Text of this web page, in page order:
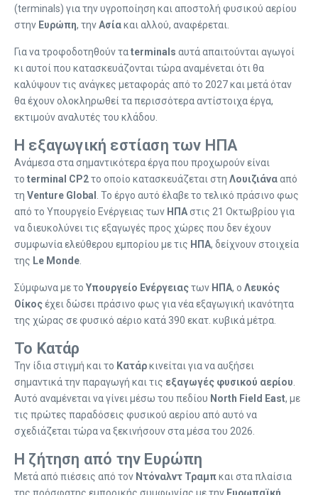
(terminals) για την υγροποίηση και αποστολή φυσικού αερίου
στην Ευρώπη, τηνΑσίακαι αλλού, αναφέρεται.
Για να τροφοδοτηθούν ταterminals αυτά απαιτούνται αγωγοί
κι αυτοί που κατασκευάζονται τώρα αναμένεται ότι θα
καλύψουν τις ανάγκες μεταφοράς από το 2027 και μετά όταν
θα έχουν ολοκληρωθεί τα περισσότερα αντίστοιχα έργα,
εκτιμούν αναλυτές του κλάδου.
Η εξαγωγική εστίαση των ΗΠΑ
Ανάμεσα στα σημαντικότερα έργα που προχωρούν είναι
το terminal CP2το οποίο κατασκευάζεται στη Λουιζιάνααπό
τη Venture Global
. Το έργο αυτό έλαβε το τελικό πράσινο φως
από το Υπουργείο Ενέργειας των ΗΠΑστις 21 Οκτωβρίου για
να διευκολύνει τις εξαγωγές προς χώρες που δεν έχουν
συμφωνία ελεύθερου εμπορίου με τις ΗΠΑ, δείχνουν στοιχεία
της Le Monde
Σύμφωνα με το Υπουργείο Ενέργειαςτων ΗΠΑ, ο Λευκός
Οίκοςέχει δώσει πράσινο φως για νέα εξαγωγική ικανότητα
της χώρας σε φυσικό αέριο κατά 390 εκατ. κυβικά μέτρα.
Το Κατάρ
Την ίδια στιγμή και το Κατάρκινείται για να αυξήσει
σημαντικά την παραγωγή και τις εξαγωγές φυσικού αερίου
Αυτό αναμένεται να γίνει μέσω του πεδίου North Field East, με
τις πρώτες παραδόσεις φυσικού αερίου από αυτό να
σχεδιάζεται τώρα να ξεκινήσουν στα μέσα του 2026.
Η ζήτηση από την Ευρώπη
Μετά από πιέσεις από τον Ντόναλντ Τραμπκαι στα πλαίσια